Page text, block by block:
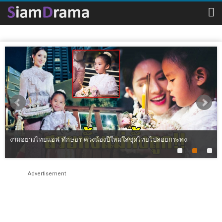
งามอย่างไทยแอฟ ทักษอร ควงน้องปีใหม่ใส่ชุดไทยไปลอยกระทง
Advertisement